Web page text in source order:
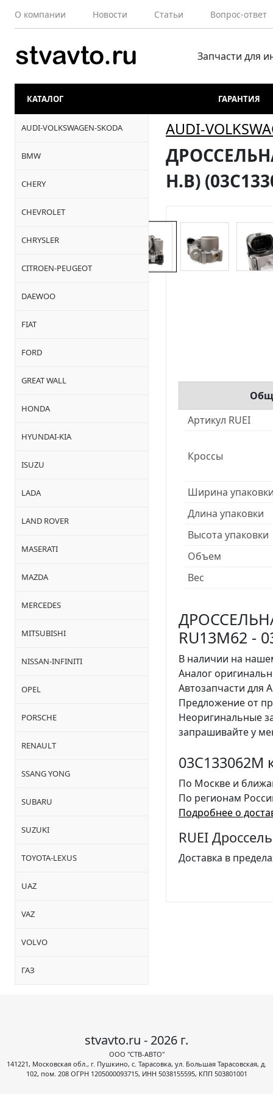
О компании Новости Статьи Вопрос-ответ
Запчасти для
КАТАЛОГ ГАРАНТИЯ
AUDI-VOLKSWAGEN-SKODA
BMW
CHERY
CHEVROLET
CHRYSLER
CITROEN-PEUGEOT
DAEWOO
FIAT
FORD
GREAT WALL
HONDA
HYUNDAI-KIA
ISUZU
LADA
LAND ROVER
MASERATI
MAZDA
MERCEDES
MITSUBISHI
NISSAN-INFINITI
OPEL
PORSCHE
RENAULT
SSANG YONG
SUBARU
SUZUKI
TOYOTA-LEXUS
UAZ
VAZ
VOLVO
ГАЗ
AUDI-
Н.В)
Артикул RUEI
Кроссы
Ширина
Длина упаковки
Высота упаковки
Объем
Вес
RU13M62 -
В наличии на
Аналог
Автозапчасти для
Предложение от
Неоригинальные
запрашивайте у
03C133062M
По Москве и
По регионам
Подробнее о
RUEI
Доставка в
stvavto.ru - 2026 г.
ООО "СТВ-АВТО"
141221, Московская обл., г. Пушкино, с. Тарасовка, ул. Большая Тарасовская, д.
102, пом. 208 ОГРН 1205000093715, ИНН 5038155595, КПП 503801001